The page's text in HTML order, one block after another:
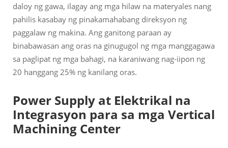
daloy ng gawa, ilagay ang mga hilaw na materyales nang
pahilis kasabay ng pinakamahabang direksyon ng
paggalaw ng makina. Ang ganitong paraan ay
binabawasan ang oras na ginugugol ng mga manggagawa
sa paglipat ng mga bahagi, na karaniwang nag-iipon ng
20 hanggang 25% ng kanilang oras.
Power Supply at Elektrikal na
Integrasyon para sa mga Vertical
Machining Center